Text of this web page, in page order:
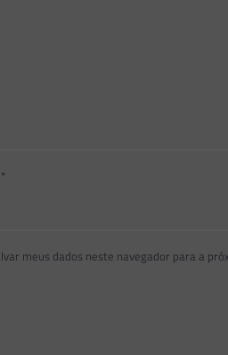
*
meus dados neste navegador para a